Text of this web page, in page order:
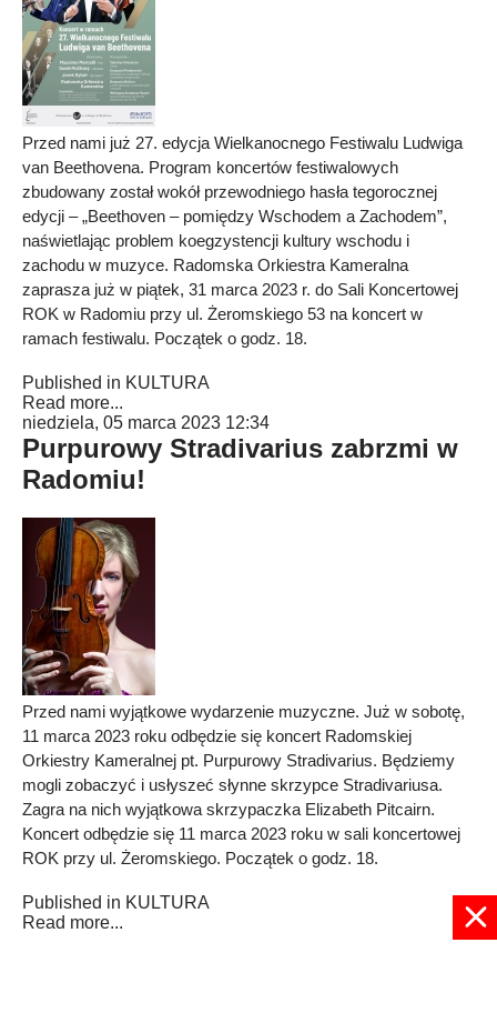
Przed nami już 27. edycja Wielkanocnego Festiwalu Ludwiga
van Beethovena. Program koncertów festiwalowych
zbudowany został wokół przewodniego hasła tegorocznej
edycji – „Beethoven – pomiędzy Wschodem a Zachodem”,
naświetlając problem koegzystencji kultury wschodu i
zachodu w muzyce. Radomska Orkiestra Kameralna
zaprasza już w piątek, 31 marca 2023 r. do Sali Koncertowej
ROK w Radomiu przy ul. Żeromskiego 53 na koncert w
ramach festiwalu. Początek o godz. 18.
Published in KULTURA
Read more...
niedziela, 05 marca 2023 12:34
Purpurowy Stradivarius zabrzmi w
Radomiu!
Przed nami wyjątkowe wydarzenie muzyczne. Już w sobotę,
11 marca 2023 roku odbędzie się koncert Radomskiej
Orkiestry Kameralnej pt. Purpurowy Stradivarius. Będziemy
mogli zobaczyć i usłyszeć słynne skrzypce Stradivariusa.
Zagra na nich wyjątkowa skrzypaczka Elizabeth Pitcairn.
Koncert odbędzie się 11 marca 2023 roku w sali koncertowej
ROK przy ul. Żeromskiego. Początek o godz. 18.
Published in KULTURA
Read more...